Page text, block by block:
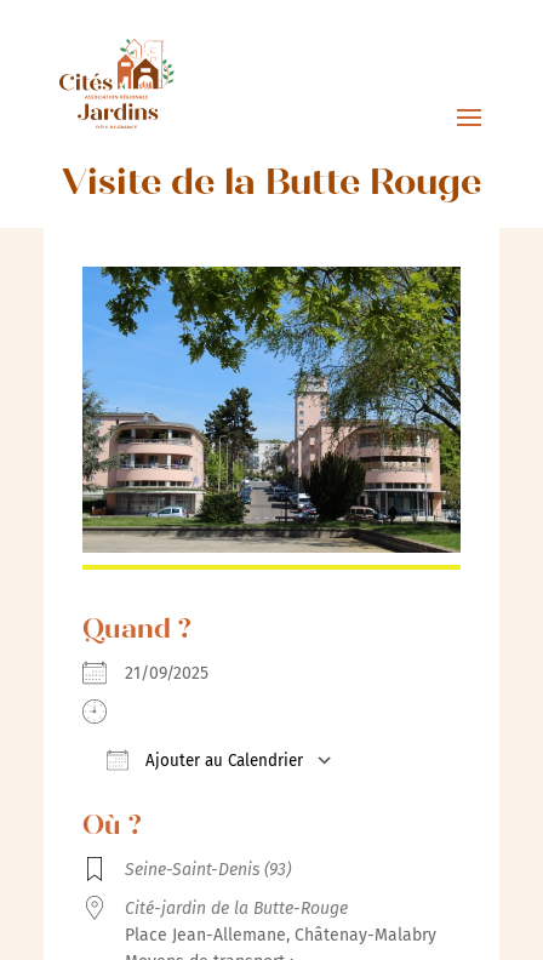
Visite de la Butte Rouge
Quand ?
21/09/2025
Ajouter au Calendrier
Où ?
Seine-Saint-Denis (93)
Cité-jardin de la Butte-Rouge
Place Jean-Allemane, Châtenay-Malabry